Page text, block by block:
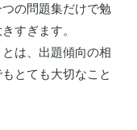
の問題集だけで勉
すぎます。
は、出題傾向の相
とても大切なこと